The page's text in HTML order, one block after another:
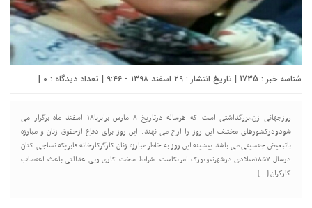
شناسه خبر : 1735 | تاریخ انتشار : ۲۹ اسفند ۱۳۹۸ - ۹:۴۶ | تعداد دیدگاه : 0
|
روزجهانی زن،بزرگداشتی است که هرساله درتاریخ ۸ مارس برابربا۱۸ اسفند ماه برگرار می
شودودرکشورهای مختلف این روز را ارج می نهند. این روز برای دفاع ازحقوق زنان و مبارزه
باتبعیض جنسیتی می باشد.پیشینه این روز به خاطر مبارزه زنان کارگرکارخانه فابریکه نساجی کتان
درسال ۱۸۵۷میلادی درشهرنیویورک امریکاست .شرایط سخت کاری وبی عدالتی باعث اعتصاب
کارگران […]